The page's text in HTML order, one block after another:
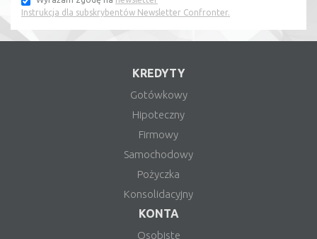
Instrukcja dla subskrybentów Newsletter Confronter.
KREDYTY
Gotówkowy
Hipoteczny
Firmowy
Samochodowy
Pożyczka
Konsolidacyjny
KONTA
Osobiste